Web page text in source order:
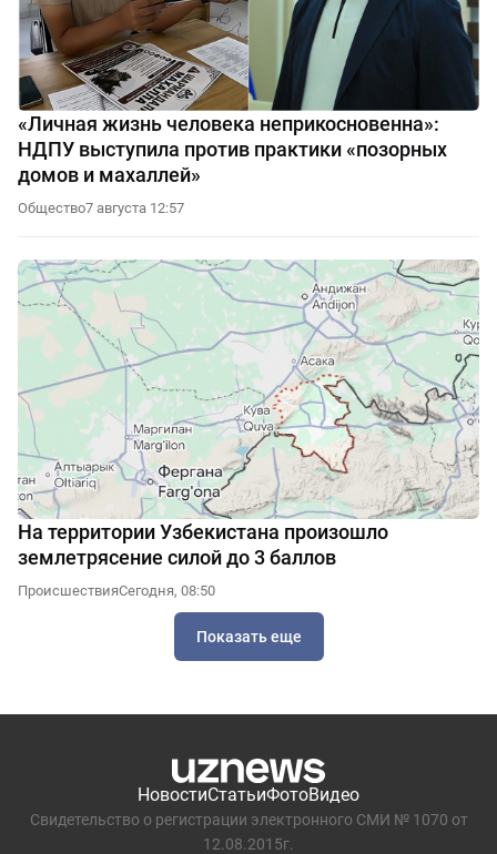
«Личная жизнь человека неприкосновенна»:
НДПУ выступила против практики «позорных
домов и махаллей»
Общество7 августа 12:57
На территории Узбекистана произошло
землетрясение силой до 3 баллов
ПроисшествияСегодня, 08:50
Показать еще
НовостиСтатьиФотоВидео
Свидетельство о регистрации электронного СМИ № 1070 от
12.08.2015г.